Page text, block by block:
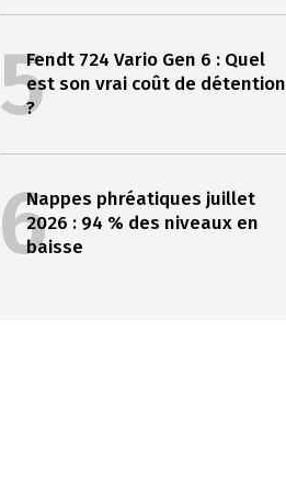
5Fendt 724 Vario Gen 6 : Quel
est son vrai coût de détention
?
6Nappes phréatiques juillet
2026 : 94 % des niveaux en
baisse